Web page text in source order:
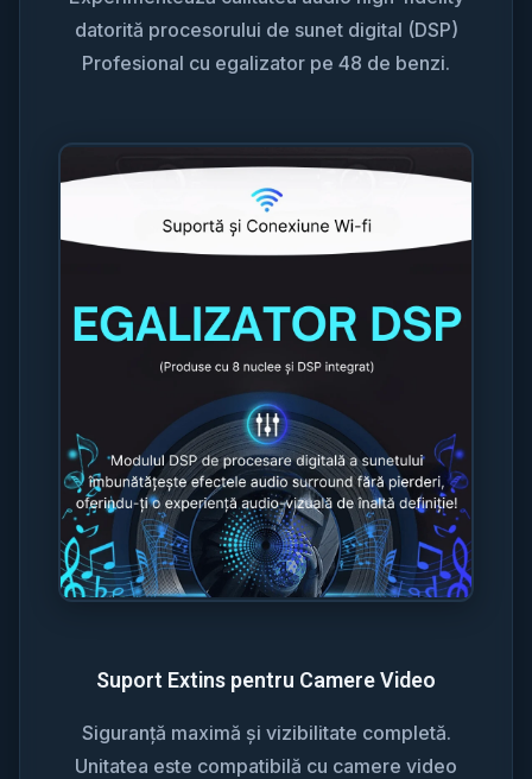
datorită procesorului de sunet digital (DSP)
Profesional cu egalizator pe 48 de benzi.
Suport Extins pentru Camere Video
Siguranță maximă și vizibilitate completă.
Unitatea este compatibilă cu camere video